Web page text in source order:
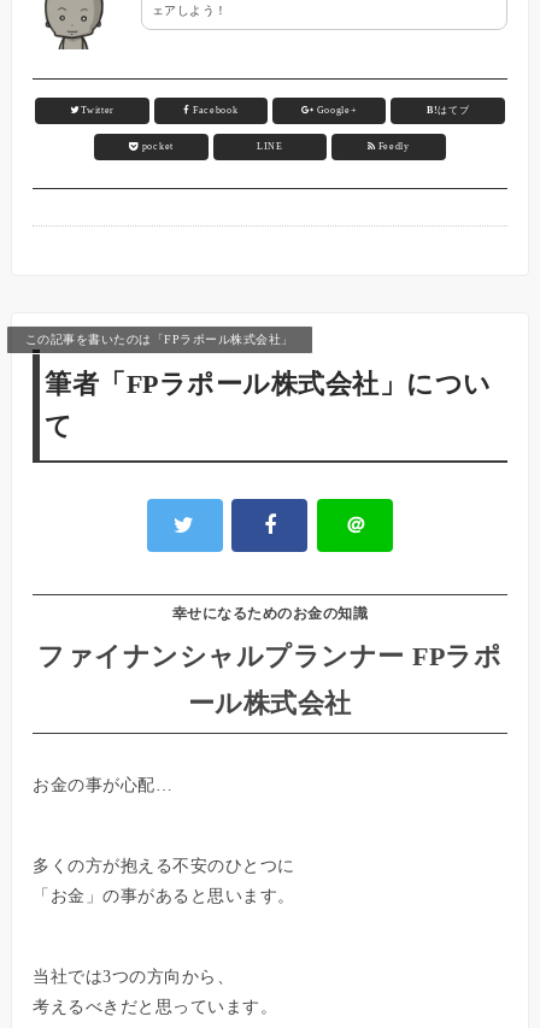
ェアしよう！
Twitter Facebook Google+ B!はてブ
pocket LINE Feedly
この記事を書いたのは「FPラポール株式会社」
筆者「FPラポール株式会社」につい
て
＠
幸せになるためのお金の知識
ファイナンシャルプランナー FPラポ
ール株式会社
お金の事が心配…
多くの方が抱える不安のひとつに
「お金」の事があると思います。
当社では3つの方向から、
考えるべきだと思っています。